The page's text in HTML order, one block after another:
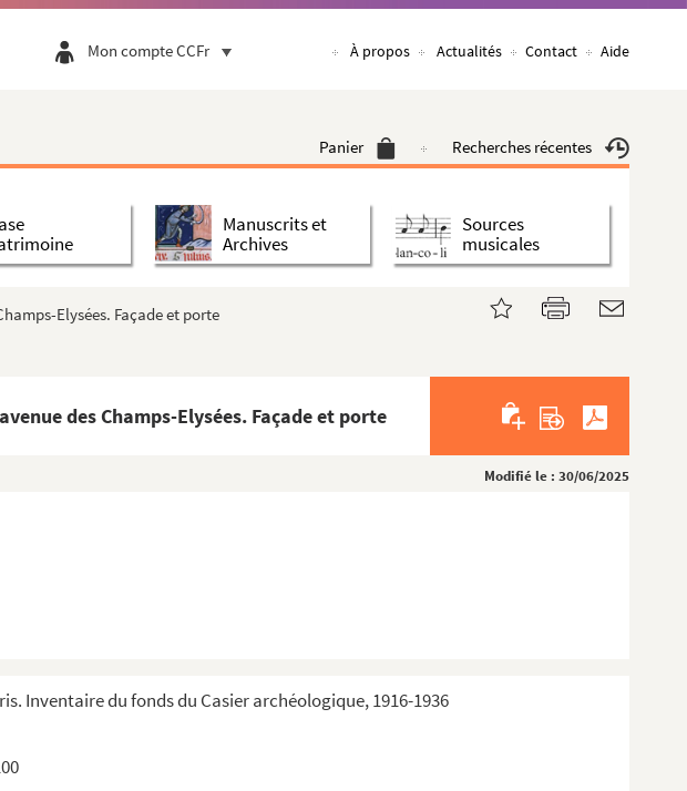
Mon compte CCFr À propos Actualités Contact Aide
Panier Recherches récentes
Manuscrits et
Archives
Sources
musicales
Elysées. Façade et porte
des Champs-Elysées. Façade et porte
Modifié le : 30/06/2025
Inventaire du fonds du Casier archéologique, 1916-1936